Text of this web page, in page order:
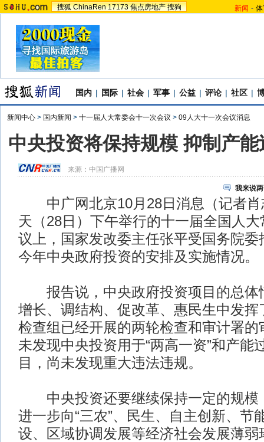
搜狐 ChinaRen 17173 焦点房地产 搜狗 新闻 -
国内 | 国际 | 社会 | 军事 | 公益 | 评论 | 社区 |
新闻中心 > 国内新闻 > 十一届人大常委会十一次会议 > 09人大十一次会议消息
中央投资将保持规模 抑制产
来源： 中国广播网
我来说
中广网北京10月28日消息（记者肖
天（28日）下午举行的十一届全国人
议上，国家发改委主任张平受国务院委
今年中央政府投资的安排及实施情况。
报告说，中央政府投资项目的总体
增长、调结构、促改革、惠民生中发挥
检查组已经开展的两轮检查和审计署的
未发现中央投资用于“两高一资”和产能
目，尚未发现重大违法违规。
中央投资还要继续保持一定的规模
进一步向“三农”、民生、自主创新、节
设、区域协调发展等经济社会发展薄弱